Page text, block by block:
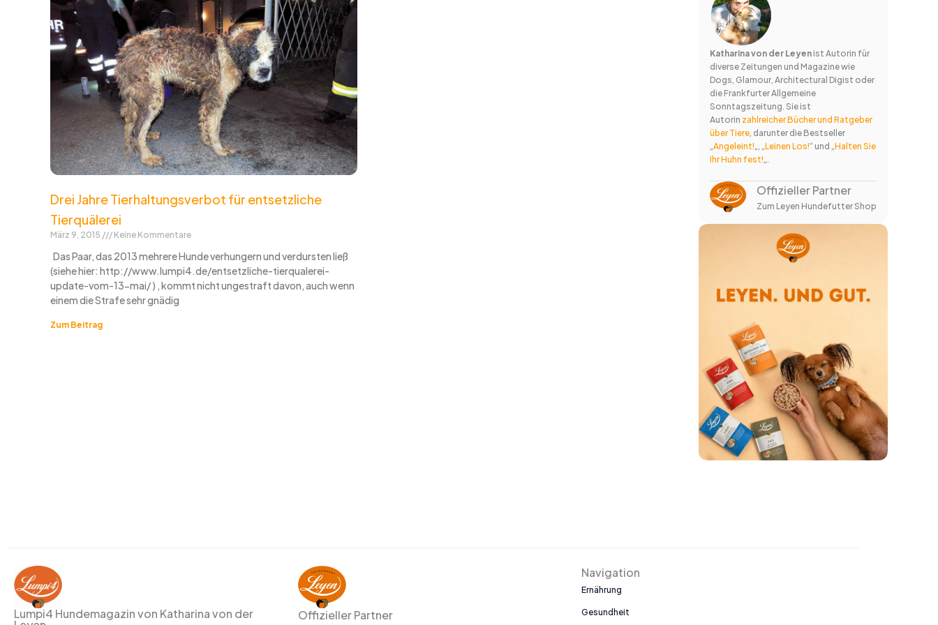
Drei Jahre Tierhaltungsverbot für entsetzliche
Tierquälerei
März 9, 2015 Keine Kommentare
Das Paar, das 2013 mehrere Hunde verhungern und verdursten ließ
(siehe hier: http://www.lumpi4.de/entsetzliche-tierqualerei-
update-vom-13-mai/ ) , kommt nicht ungestraft davon, auch wenn
einem die Strafe sehr gnädig
Zum Beitrag
Katharina von der Leyen ist Autorin für
diverse Zeitungen und Magazine wie
Dogs, Glamour, Architectural Digist oder
die Frankfurter Allgemeine
Sonntagszeitung. Sie ist
Autorin zahlreicher Bücher und Ratgeber
über Tiere , darunter die Bestseller
„Angeleint! „, „Leinen Los!“ und „Halten Sie
Ihr Huhn fest!
Offizieller Partner
Zum Leyen Hundefutter Shop
Lumpi4 Hundemagazin von Katharina von der
Offizieller Partner
Navigation
Ernährung
Gesundheit